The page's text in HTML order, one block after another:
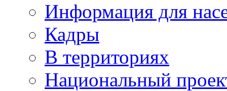
Информация для
Кадры
В территориях
Национальный